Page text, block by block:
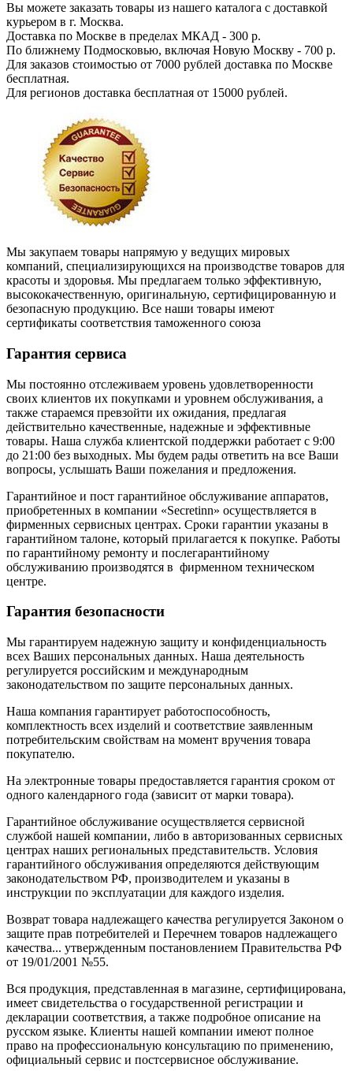
Вы можете заказать товары из нашего каталога с доставкой
курьером в г. Москва.
Доставка по Москве в пределах МКАД - 300 р.
По ближнему Подмосковью, включая Новую Москву - 700 р.
Для заказов стоимостью от 7000 рублей доставка по Москве
бесплатная.
Для регионов доставка бесплатная от 15000 рублей.
Мы закупаем товары напрямую у ведущих мировых
компаний, специализирующихся на производстве товаров для
красоты и здоровья. Мы предлагаем только эффективную,
высококачественную, оригинальную, сертифицированную и
безопасную продукцию. Все наши товары имеют
сертификаты соответствия таможенного союза
Гарантия сервиса
Мы постоянно отслеживаем уровень удовлетворенности
своих клиентов их покупками и уровнем обслуживания, а
также стараемся превзойти их ожидания, предлагая
действительно качественные, надежные и эффективные
товары. Наша служба клиентской поддержки работает с 9:00
до 21:00 без выходных. Мы будем рады ответить на все Ваши
вопросы, услышать Ваши пожелания и предложения.
Гарантийное и пост гарантийное обслуживание аппаратов,
приобретенных в компании «Secretinn» осуществляется в
фирменных сервисных центрах. Сроки гарантии указаны в
гарантийном талоне, который прилагается к покупке. Работы
по гарантийному ремонту и послегарантийному
обслуживанию производятся в фирменном техническом
центре.
Гарантия безопасности
Мы гарантируем надежную защиту и конфиденциальность
всех Ваших персональных данных. Наша деятельность
регулируется российским и международным
законодательством по защите персональных данных.
Наша компания гарантирует работоспособность,
комплектность всех изделий и соответствие заявленным
потребительским свойствам на момент вручения товара
покупателю.
На электронные товары предоставляется гарантия сроком от
одного календарного года (зависит от марки товара).
Гарантийное обслуживание осуществляется сервисной
службой нашей компании, либо в авторизованных сервисных
центрах наших региональных представительств. Условия
гарантийного обслуживания определяются действующим
законодательством РФ, производителем и указаны в
инструкции по эксплуатации для каждого изделия.
Возврат товара надлежащего качества регулируется Законом о
защите прав потребителей и Перечнем товаров надлежащего
качества... утвержденным постановлением Правительства РФ
от 19/01/2001 №55.
Вся продукция, представленная в магазине, сертифицирована,
имеет свидетельства о государственной регистрации и
декларации соответствия, а также подробное описание на
русском языке. Клиенты нашей компании имеют полное
право на профессиональную консультацию по применению,
официальный сервис и постсервисное обслуживание.